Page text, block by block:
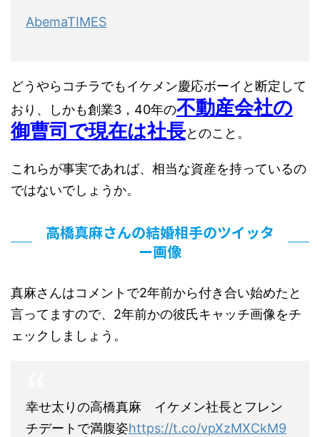
AbemaTIMES
どうやらコチラでもイケメン慶応ボーイと断定して
おり、しかも創業3，40年の不動産会社の
御曹司で現在は社長とのこと。
これらが事実であれば、相当な資産を持っているの
ではないでしょうか。
高橋真麻さんの結婚相手のツイッタ
ー画像
真麻さんはコメントで2年前から付き合い始めたと
言ってますので、2年前かの彼氏キャッチ画像をチ
ェックしましょう。
幸せ太りの高橋真麻 イケメン社長とフレン
チデートで満腹姿https://t.co/vpXzMXCkM9